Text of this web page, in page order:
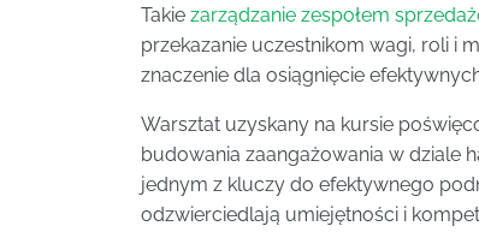
Takie zarządzanie zespołem
przekazanie uczestnikom wagi, roli i
znaczenie dla osiągnięcie
Warsztat uzyskany na kursie
budowania zaangażowania w dziale
jednym z kluczy do efektywnego
odzwierciedlają umiejętności i